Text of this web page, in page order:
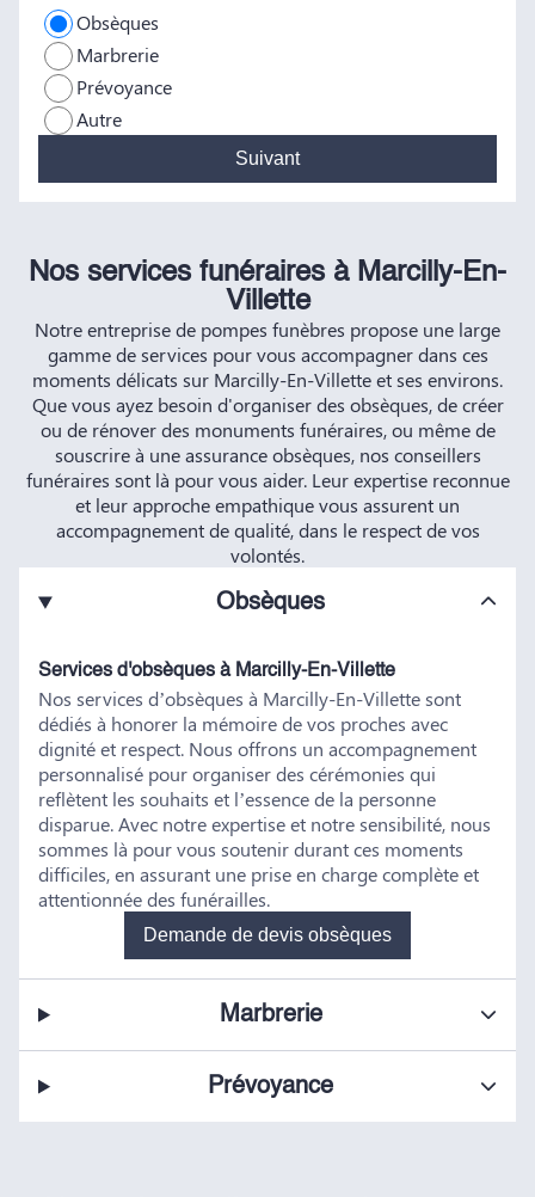
Obsèques
Marbrerie
Prévoyance
Autre
Suivant
Nos services funéraires à Marcilly-En-
Villette
Notre entreprise de pompes funèbres propose une large
gamme de services pour vous accompagner dans ces
moments délicats sur Marcilly-En-Villette et ses environs.
Que vous ayez besoin d'organiser des obsèques, de créer
ou de rénover des monuments funéraires, ou même de
souscrire à une assurance obsèques, nos conseillers
funéraires sont là pour vous aider. Leur expertise reconnue
et leur approche empathique vous assurent un
accompagnement de qualité, dans le respect de vos
volontés.
Obsèques
Services d'obsèques à Marcilly-En-Villette
Nos services d’obsèques à Marcilly-En-Villette sont
dédiés à honorer la mémoire de vos proches avec
dignité et respect. Nous offrons un accompagnement
personnalisé pour organiser des cérémonies qui
reflètent les souhaits et l’essence de la personne
disparue. Avec notre expertise et notre sensibilité, nous
sommes là pour vous soutenir durant ces moments
difficiles, en assurant une prise en charge complète et
attentionnée des funérailles.
Demande de devis obsèques
Marbrerie
Prévoyance